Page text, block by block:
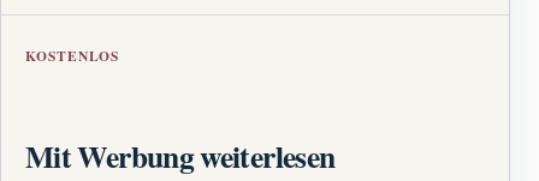
KOSTENLOS
Mit Werbung weiterlesen